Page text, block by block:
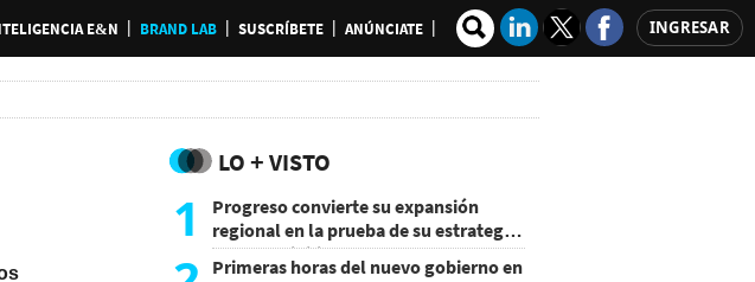
E&N BRAND LAB SUSCRÍBETE ANÚNCIATE INGRESAR
LO + VISTO
1
Progreso convierte su expansión
regional en la prueba de su estrategia
de sostenibilidad
Primeras horas del nuevo gobierno en